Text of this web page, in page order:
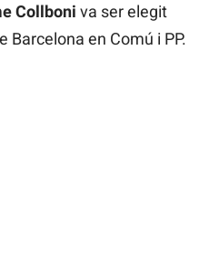
Collboni va ser elegit
Barcelona en Comú i PP.